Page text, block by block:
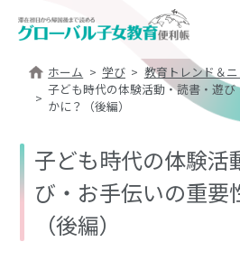
ホーム 学び
教育トレンド＆
子ども時代の体験活動・読書・遊
かに？（後編）
子ども時代の体験活
び・お手伝いの重要
（後編）